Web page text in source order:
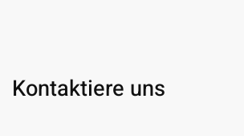
Kontaktiere uns